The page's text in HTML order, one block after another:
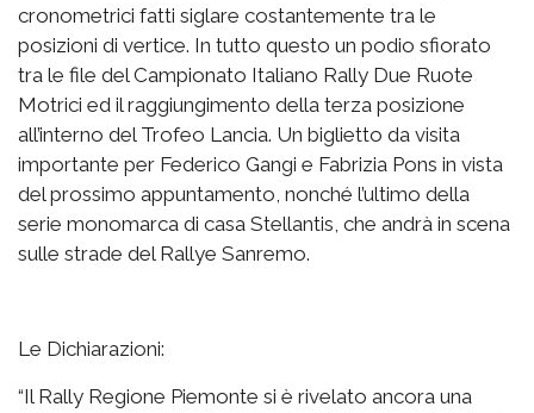
cronometrici fatti siglare costantemente tra le
posizioni di vertice. In tutto questo un podio sfiorato
tra le file del Campionato Italiano Rally Due Ruote
Motrici ed il raggiungimento della terza posizione
all’interno del Trofeo Lancia. Un biglietto da visita
importante per Federico Gangi e Fabrizia Pons in vista
del prossimo appuntamento, nonché l’ultimo della
serie monomarca di casa Stellantis, che andrà in scena
sulle strade del Rallye Sanremo.
Le Dichiarazioni:
“Il Rally Regione Piemonte si è rivelato ancora una